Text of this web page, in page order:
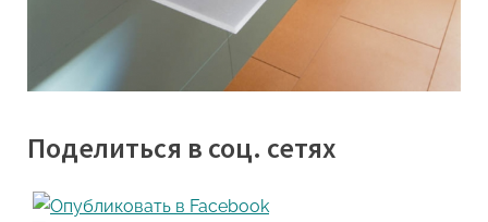
Поделиться в соц. сетях